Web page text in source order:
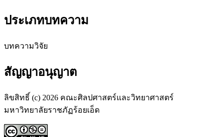
ประเภทบทความ
บทความวิจัย
สัญญาอนุญาต
ลิขสิทธิ์ (c) 2026 คณะศิลปศาสตร์และวิทยาศาสตร์
มหาวิทยาลัยราชภัฏร้อยเอ็ด